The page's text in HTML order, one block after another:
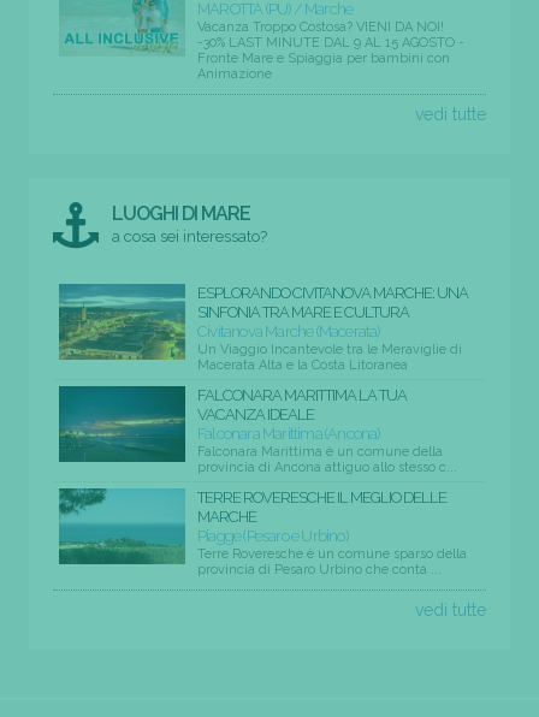
MAROTTA (PU) / Marche
Vacanza Troppo Costosa? VIENI DA NOI!
-30% LAST MINUTE DAL 9 AL 15 AGOSTO -
Fronte Mare e Spiaggia per bambini con
Animazione
vedi tutte
LUOGHI DI MARE
a cosa sei interessato?
ESPLORANDO CIVITANOVA MARCHE: UNA
SINFONIA TRA MARE E CULTURA
Civitanova Marche (Macerata)
Un Viaggio Incantevole tra le Meraviglie di
Macerata Alta e la Costa Litoranea
FALCONARA MARITTIMA LA TUA
VACANZA IDEALE
Falconara Marittima (Ancona)
Falconara Marittima è un comune della
provincia di Ancona attiguo allo stesso c...
TERRE ROVERESCHE IL MEGLIO DELLE
MARCHE
Piagge (Pesaro e Urbino)
Terre Roveresche è un comune sparso della
provincia di Pesaro Urbino che conta ...
vedi tutte